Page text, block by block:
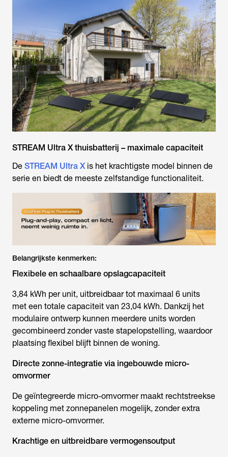
STREAM Ultra X thuisbatterij – maximale capaciteit
De STREAM Ultra X is het krachtigste model binnen de
serie en biedt de meeste zelfstandige functionaliteit.
Belangrijkste kenmerken:
Flexibele en schaalbare opslagcapaciteit
3,84 kWh per unit, uitbreidbaar tot maximaal 6 units
met een totale capaciteit van 23,04 kWh. Dankzij het
modulaire ontwerp kunnen meerdere units worden
gecombineerd zonder vaste stapelopstelling, waardoor
plaatsing flexibel blijft binnen de woning.
Directe zonne-integratie via ingebouwde micro-
omvormer
De geïntegreerde micro-omvormer maakt rechtstreekse
koppeling met zonnepanelen mogelijk, zonder extra
externe micro-omvormer.
Krachtige en uitbreidbare vermogensoutput